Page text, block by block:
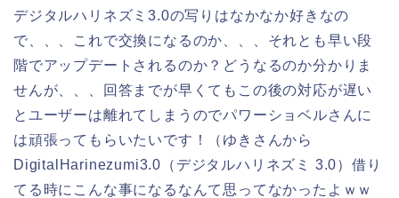
デジタルハリネズミ3.0の写りはなかなか好きなの
で、、、これで交換になるのか、、、それとも早い段
階でアップデートされるのか？どうなるのか分かりま
せんが、、、回答までが早くてもこの後の対応が遅い
とユーザーは離れてしまうのでパワーショベルさんに
は頑張ってもらいたいです！（ゆきさんから
DigitalHarinezumi3.0（デジタルハリネズミ 3.0）借り
てる時にこんな事になるなんて思ってなかったよｗｗ